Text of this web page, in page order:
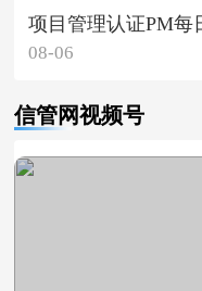
项目管理认证PM每
08-06
信管网视频号